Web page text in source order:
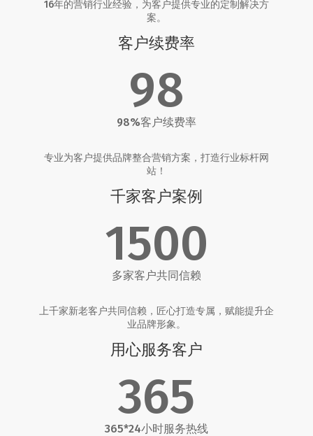
16年的营销行业经验，为客户提供专业的定制解决方
案。
客户续费率
98
98%客户续费率
专业为客户提供品牌整合营销方案，打造行业标杆网
站！
千家客户案例
1500
多家客户共同信赖
上千家新老客户共同信赖，匠心打造专属，赋能提升企
业品牌形象。
用心服务客户
365
365*24小时服务热线